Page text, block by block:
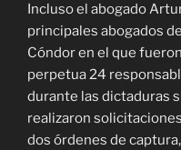
Incluso el abogado
principales abogados
Cóndor en el que
perpetua 24
durante las dictaduras
realizaron
dos órdenes de